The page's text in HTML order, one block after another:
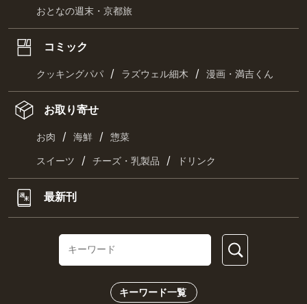
おとなの週末・京都旅
コミック
クッキングパパ / ラズウェル細木 / 漫画・満吉くん
お取り寄せ
お肉 / 海鮮 / 惣菜
スイーツ / チーズ・乳製品 / ドリンク
最新刊
キーワード一覧